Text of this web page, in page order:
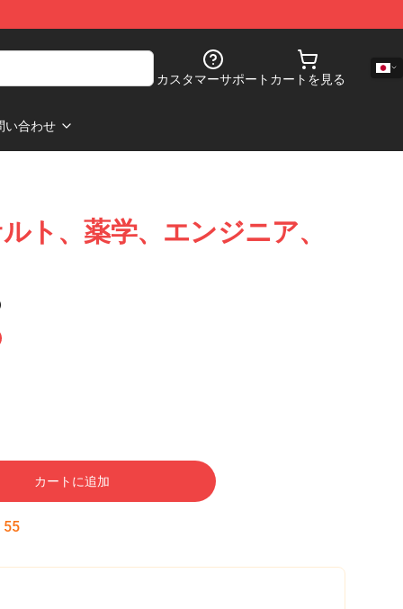
カスタマーサポート カートを見る
い合わせ
ト、薬学、エンジニア、
カートに追加
54